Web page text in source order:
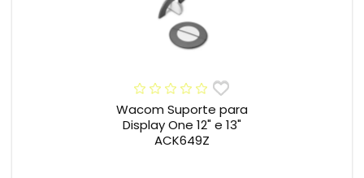
Wacom Suporte para
Display One 12" e 13"
ACK649Z